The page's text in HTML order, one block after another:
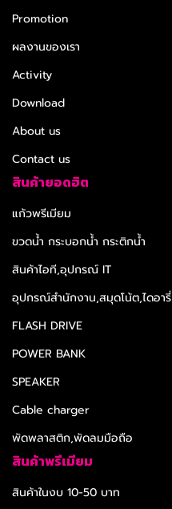
Promotion
ผลงานของเรา
Activity
Download
About us
Contact us
สินค้ายอดฮิต
แก้วพรีเมียม
ขวดน้ำ กระบอกน้ำ กระติกน้ำ
สินค้าไอที,อุปกรณ์ IT
อุปกรณ์สำนักงาน,สมุดโน้ต,ไดอารี่
FLASH DRIVE
POWER BANK
SPEAKER
Cable charger
พัดพลาสติก,พัดลมมือถือ
สินค้าพรีเมียม
สินค้าในงบ 10-50 บาท